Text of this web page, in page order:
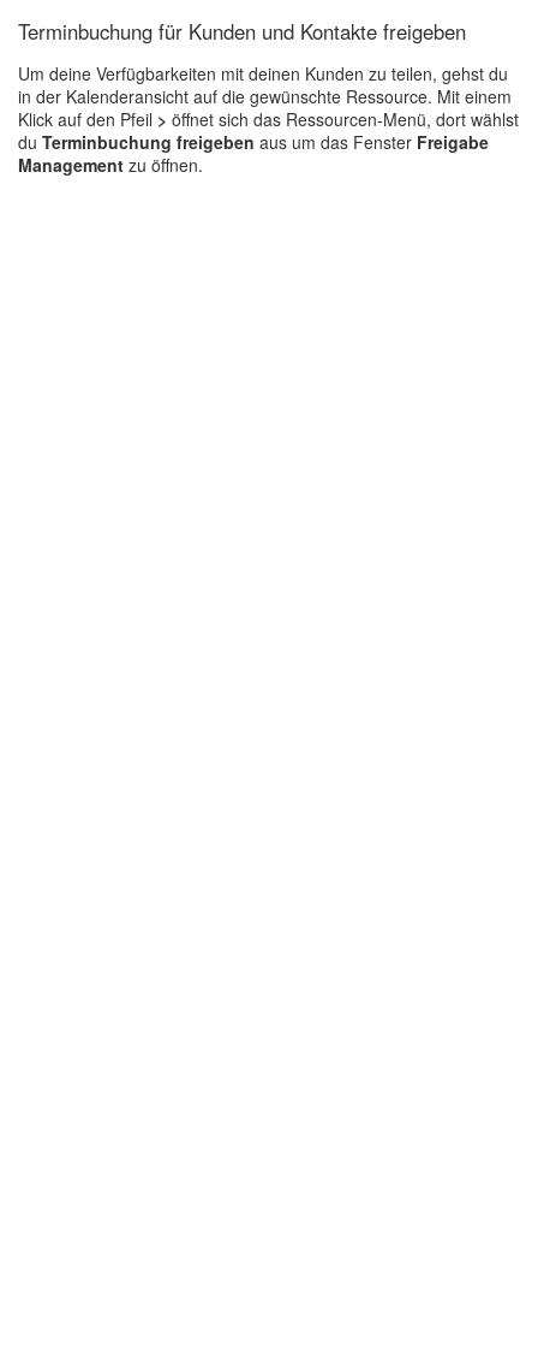
Terminbuchung für Kunden und Kontakte freigeben
Um deine Verfügbarkeiten mit deinen Kunden zu teilen, gehst du
in der Kalenderansicht auf die gewünschte Ressource. Mit einem
Klick auf den Pfeil > öffnet sich das Ressourcen-Menü, dort wählst
du Terminbuchung freigeben aus um das Fenster Freigabe
Management zu öffnen.